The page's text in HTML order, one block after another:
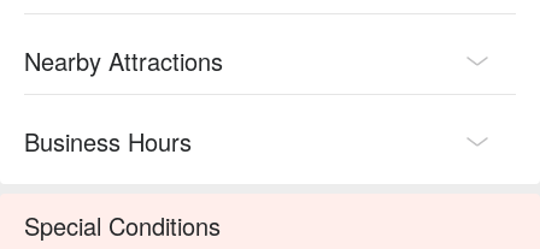
Nearby Attractions
Business Hours
Special Conditions